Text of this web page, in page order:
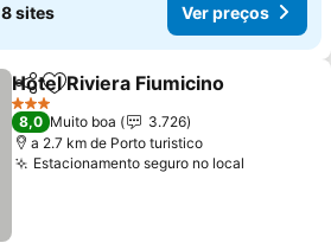
8 sites Ver preços
PartilharAdicionar aos favoritos
Hotel Riviera Fiumicino
3 Estrelas
8,0 Muito boa
3.726
a 2.7 km de Porto turistico
Estacionamento seguro no local